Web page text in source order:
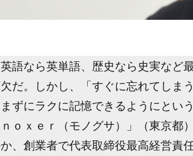
語なら英単語、歴史なら史実など
だ。しかし、「すぐに忘れてしま
ずにラクに記憶できるようにとい
ｏｘｅｒ（モノグサ）」（東京都
、創業者で代表取締役最高経営責